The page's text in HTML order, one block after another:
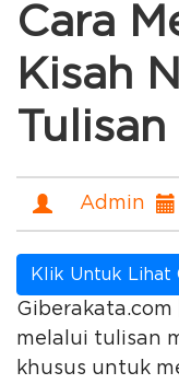
Cara
Kisah
Admin
Klik Untuk Lihat
melalui tulisan
khusus untuk